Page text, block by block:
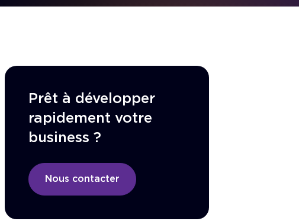
Prêt à développer
rapidement votre
business ?
Nous contacter